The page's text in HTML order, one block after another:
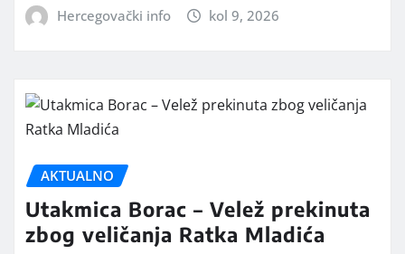
Hercegovački info kol 9, 2026
AKTUALNO
Utakmica Borac – Velež prekinuta
zbog veličanja Ratka Mladića